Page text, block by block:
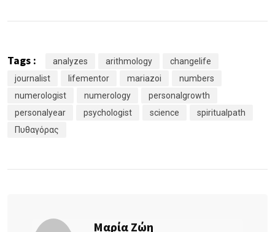
Tags : analyzes arithmology
changelife
journalist
lifementor mariazoi
numbers
numerologist
numerology
personalgrowth
personalyear
psychologist science
spiritualpath
Πυθαγόρας
Μαρία Ζώη